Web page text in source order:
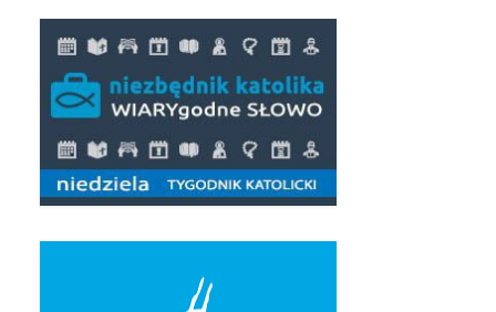
Kancelaria
Zaprzyjaźnione strony
Kontakt
POMOC PSYCHOTERAPEUTY